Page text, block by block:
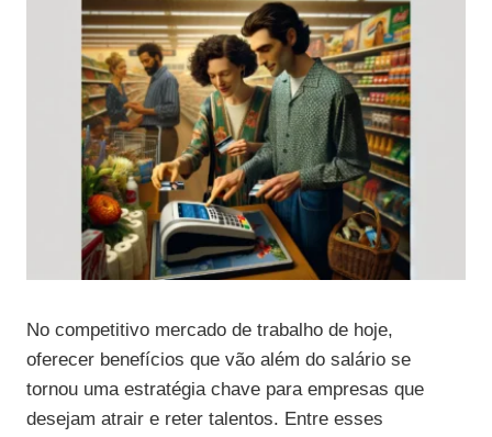
No competitivo mercado de trabalho de hoje,
oferecer benefícios que vão além do salário se
tornou uma estratégia chave para empresas que
desejam atrair e reter talentos. Entre esses